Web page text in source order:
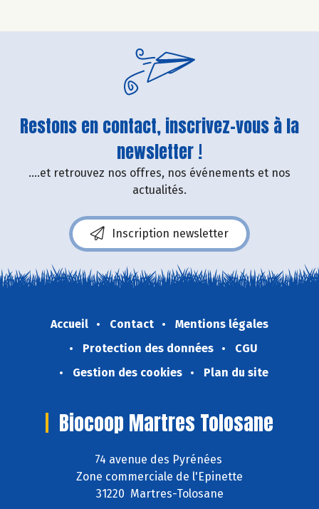
Restons en contact, inscrivez-vous à la
newsletter !
....et retrouvez nos offres, nos événements et nos
actualités.
Inscription newsletter
Accueil Contact
Mentions légales
Protection des données
CGU
Gestion des cookies
Plan du site
Biocoop Martres Tolosane
74 avenue des Pyrénées
Zone commerciale de l'Epinette
31220 Martres-Tolosane